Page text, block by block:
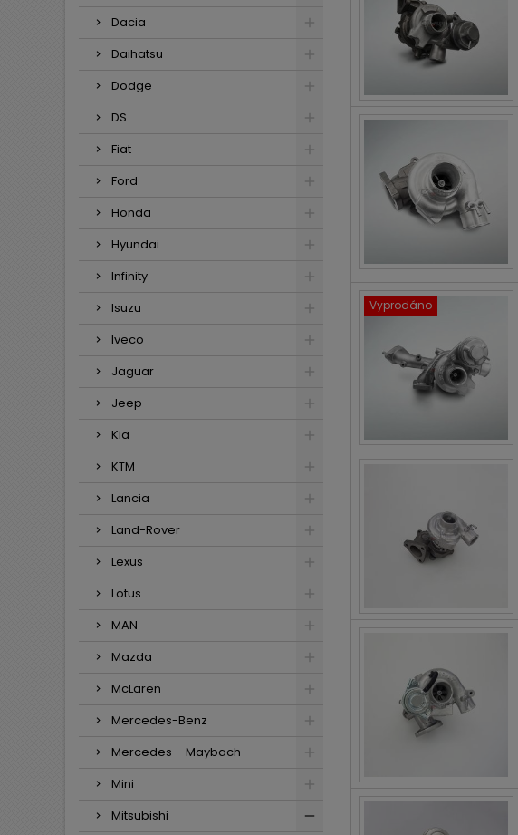
Dacia
Daihatsu
Dodge
DS
Fiat
Ford
Honda
Hyundai
Infinity
Isuzu
Iveco
Jaguar
Jeep
Kia
KTM
Lancia
Land-Rover
Lexus
Lotus
MAN
Mazda
McLaren
Mercedes-Benz
Mercedes – Maybach
Mini
Mitsubishi
Vyprodáno